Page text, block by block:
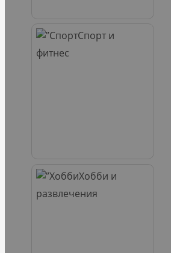
Спорт и
фитнес
Хобби и
развлечения